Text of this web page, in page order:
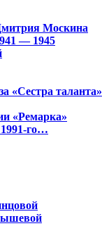
Москина
— 1945
«Сестра таланта»
«Ремарка»
го…